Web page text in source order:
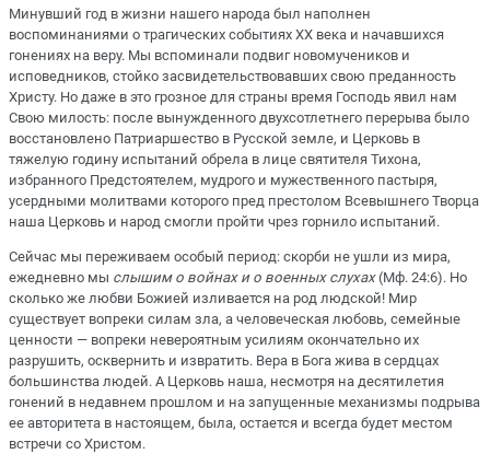
Минувший год в жизни нашего народа был наполнен
воспоминаниями о трагических событиях XX века и начавшихся
гонениях на веру. Мы вспоминали подвиг новомучеников и
исповедников, стойко засвидетельствовавших свою преданность
Христу. Но даже в это грозное для страны время Господь явил нам
Свою милость: после вынужденного двухсотлетнего перерыва было
восстановлено Патриаршество в Русской земле, и Церковь в
тяжелую годину испытаний обрела в лице святителя Тихона,
избранного Предстоятелем, мудрого и мужественного пастыря,
усердными молитвами которого пред престолом Всевышнего Творца
наша Церковь и народ смогли пройти чрез горнило испытаний.
Сейчас мы переживаем особый период: скорби не ушли из мира,
ежедневно мы слышим о войнах и о военных слухах(Мф. 24:6). Но
сколько же любви Божией изливается на род людской! Мир
существует вопреки силам зла, а человеческая любовь, семейные
ценности — вопреки невероятным усилиям окончательно их
разрушить, осквернить и извратить. Вера в Бога жива в сердцах
большинства людей. А Церковь наша, несмотря на десятилетия
гонений в недавнем прошлом и на запущенные механизмы подрыва
ее авторитета в настоящем, была, остается и всегда будет местом
встречи со Христом.